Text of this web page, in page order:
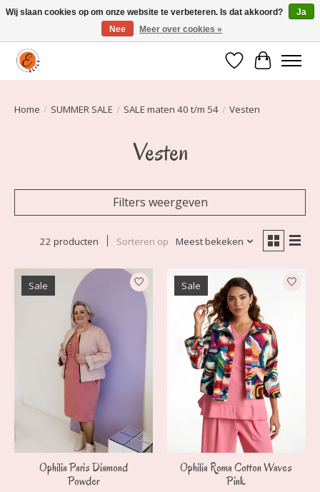
Elily is er om jou te laten stralen! Mode vanaf maat 34 t/m 54
Verlanglijst
Home / SUMMER SALE / SALE maten 40 t/m 54 / Vesten
Vesten
Filters weergeven
22 producten Sorteren op Meest bekeken
Sale
Ophilia Paris Diamond
Powder
Sale
Ophilia Roma Cotton Waves
Pink
Wij slaan cookies op om onze website te verbeteren. Is dat akkoord?
Ja
Nee
Meer over cookies »